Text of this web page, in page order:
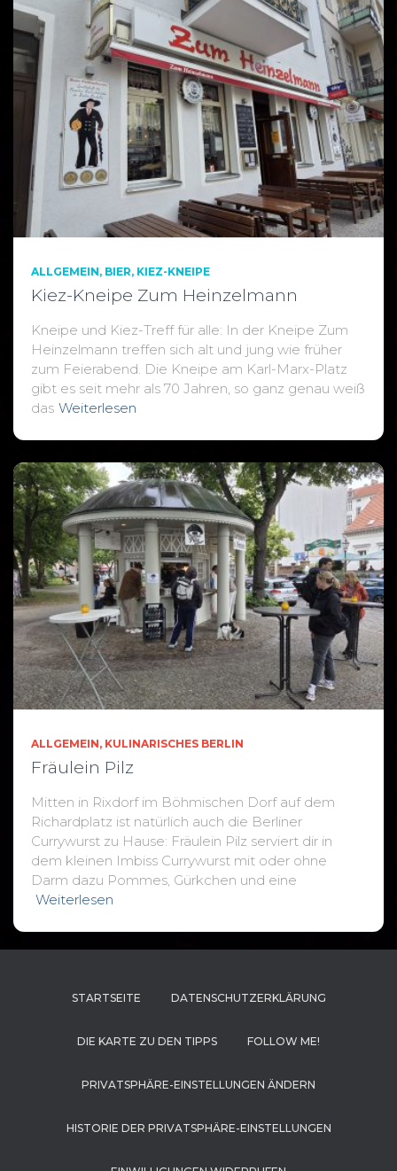
ALLGEMEIN BIER KIEZ-KNEIPE
Kiez-Kneipe Zum Heinzelmann
Kneipe und Kiez-Treff für alle: In der Kneipe Zum
Heinzelmann treffen sich alt und jung wie früher
zum Feierabend. Die Kneipe am Karl-Marx-Platz
gibt es seit mehr als 70 Jahren, so ganz genau weiß
das Weiterlesen
ALLGEMEIN KULINARISCHES BERLIN
Fräulein Pilz
Mitten in Rixdorf im Böhmischen Dorf auf dem
Richardplatz ist natürlich auch die Berliner
Currywurst zu Hause: Fräulein Pilz serviert dir in
dem kleinen Imbiss Currywurst mit oder ohne
Darm dazu Pommes, Gürkchen und eine
Weiterlesen
STARTSEITE DATENSCHUTZERKLÄRUNG
DIE KARTE ZU DEN TIPPS FOLLOW ME!
PRIVATSPHÄRE-EINSTELLUNGEN ÄNDERN
HISTORIE DER PRIVATSPHÄRE-EINSTELLUNGEN